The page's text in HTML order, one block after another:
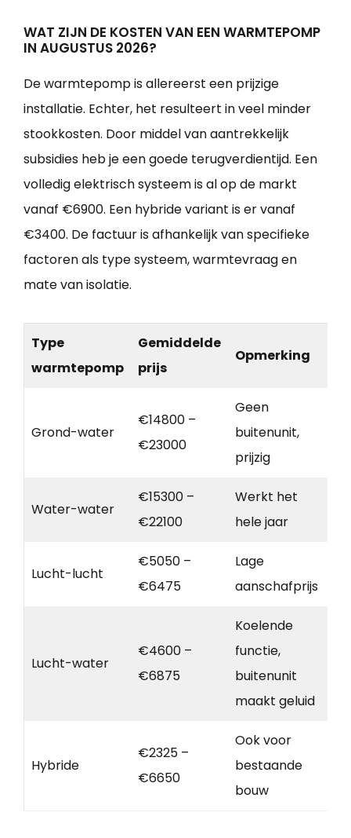
WAT ZIJN DE KOSTEN VAN EEN WARMTEPOMP
IN AUGUSTUS 2026?
De warmtepomp is allereerst een prijzige
installatie. Echter, het resulteert in veel minder
stookkosten. Door middel van aantrekkelijk
subsidies heb je een goede terugverdientijd. Een
volledig elektrisch systeem is al op de markt
vanaf €6900. Een hybride variant is er vanaf
€3400. De factuur is afhankelijk van specifieke
factoren als type systeem, warmtevraag en
mate van isolatie.
Type
warmtepomp
Gemiddelde
prijs
Opmerking
Grond-water
€14800 –
€23000
Geen
buitenunit,
prijzig
Water-water
€15300 –
€22100
Werkt het
hele jaar
Lucht-lucht
€5050 –
€6475
Lage
aanschafprijs
Lucht-water
€4600 –
€6875
Koelende
functie,
buitenunit
maakt geluid
Hybride
€2325 –
€6650
Ook voor
bestaande
bouw